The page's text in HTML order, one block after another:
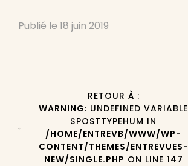
Publié le 18 juin 2019
RETOUR À :
WARNING: UNDEFINED VARIABLE
$POSTTYPEHUM IN
/HOME/ENTREVB/WWW/WP-
CONTENT/THEMES/ENTREVUES-
NEW/SINGLE.PHP ON LINE 147